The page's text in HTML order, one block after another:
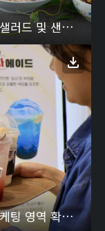
[CJ프레시웨이] 빨라진 여름 준비에 샐러드 및 샌드위치 식자재 매출 뛰었다
[CJ프레시웨이] IP 콜라보로 급식 마케팅 영역 확대…“구내식당서 드라마 첫 방송 기념 이벤트” 2